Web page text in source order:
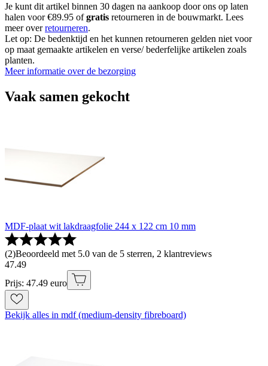
Je kunt dit artikel binnen 30 dagen na aankoop door ons op laten
halen voor €89.95 ofgratis retourneren in de bouwmarkt. Lees
meer overretourneren.
Let op: De bedenktijd en het kunnen retourneren gelden niet voor
op maat gemaakte artikelen en verse/ bederfelijke artikelen zoals
planten.
Meer informatie over de bezorging
Vaak samen gekocht
MDF-plaat wit lakdraagfolie 244 x 122 cm 10 mm
(2)Beoordeeld met 5.0 van de 5 sterren, 2 klantreviews
47.49
Prijs: 47.49 euro
Bekijk alles in mdf (medium-density fibreboard)